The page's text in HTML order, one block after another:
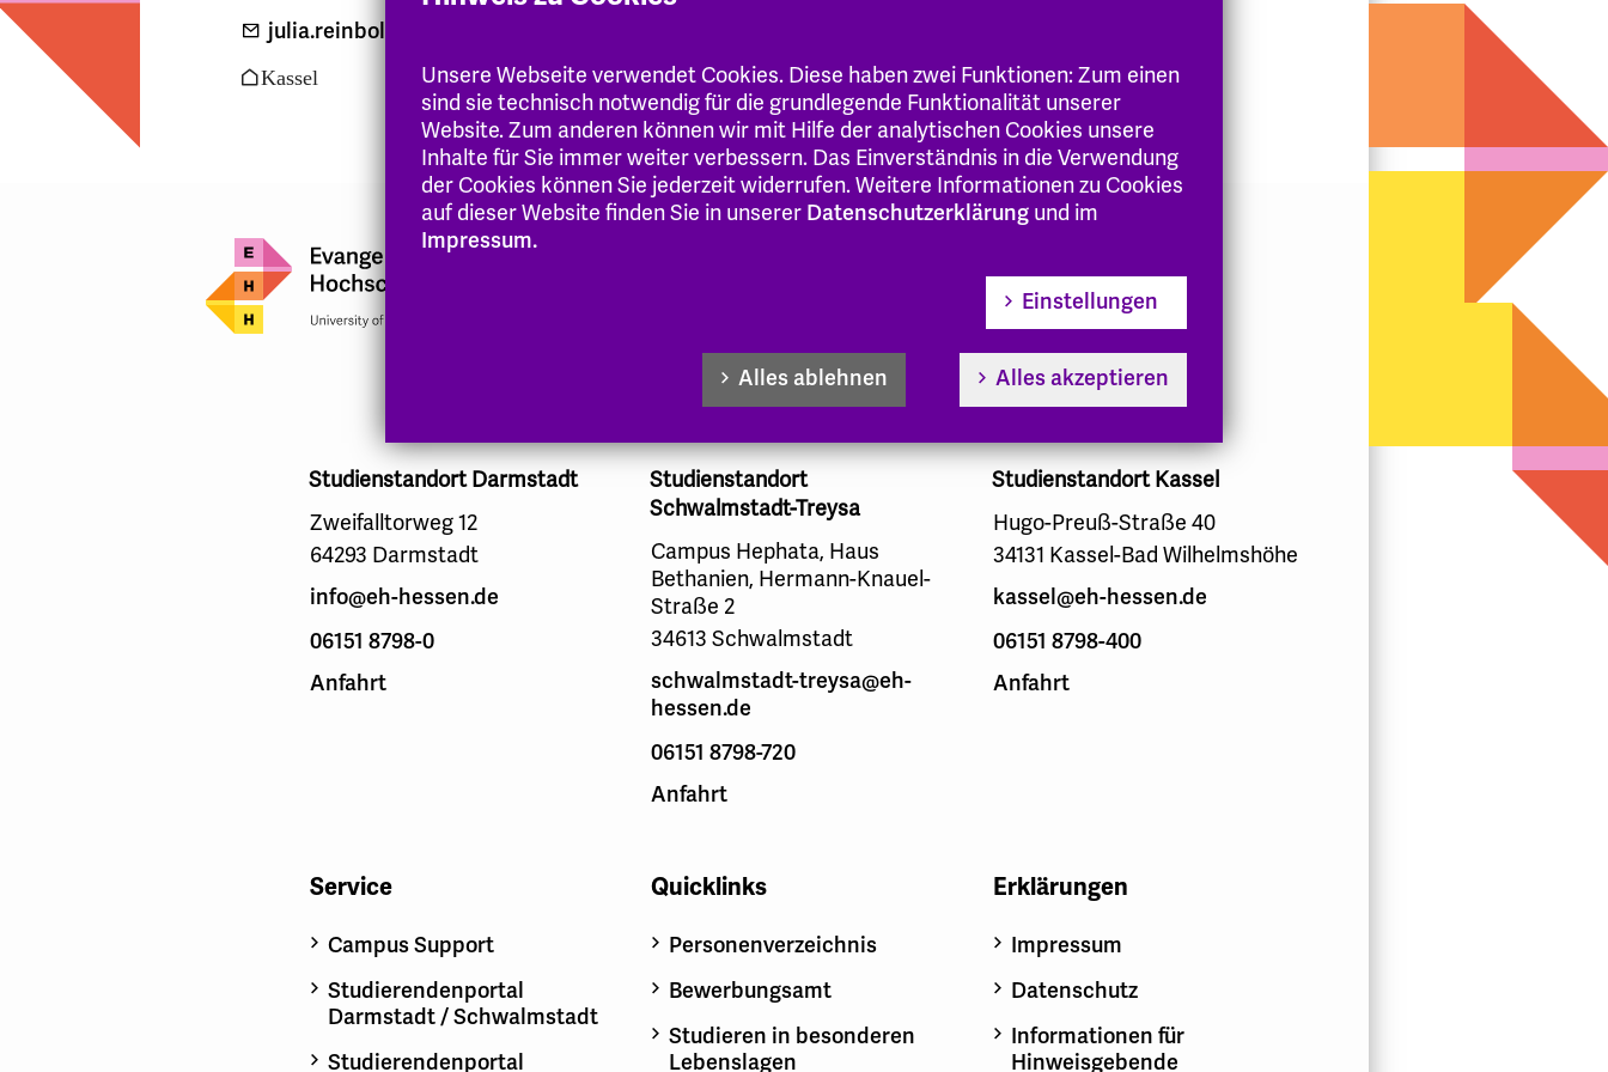
julia.reinbold
Kassel
Zertifiziert seit 2022
Studienstandort Darmstadt
Zweifalltorweg 12
64293 Darmstadt
info@eh-hessen.de
06151 8798-0
Anfahrt
Studienstandort
Schwalmstadt-Treysa
Campus Hephata, Haus
Bethanien, Hermann-Knauel-
Straße 2
34613 Schwalmstadt
schwalmstadt-treysa@eh-
hessen.de
06151 8798-720
Anfahrt
Studienstandort Kassel
Hugo-Preuß-Straße 40
34131 Kassel-Bad Wilhelmshöhe
kassel@eh-hessen.de
06151 8798-400
Anfahrt
Service
Campus Support
Studierendenportal
Darmstadt / Schwalmstadt
Studierendenportal
Quicklinks
Personenverzeichnis
Bewerbungsamt
Studieren in besonderen
Lebenslagen
Erklärungen
Impressum
Datenschutz
Informationen für
Hinweisgebende
Unsere Webseite verwendet Cookies. Diese haben zwei Funktionen: Zum einen
sind sie technisch notwendig für die grundlegende Funktionalität unserer
Website. Zum anderen können wir mit Hilfe der analytischen Cookies unsere
Inhalte für Sie immer weiter verbessern. Das Einverständnis in die Verwendung
der Cookies können Sie jederzeit widerrufen. Weitere Informationen zu Cookies
auf dieser Website finden Sie in unserer Datenschutzerklärung und im
Impressum.
Einstellungen
Alles ablehnen Alles akzeptieren